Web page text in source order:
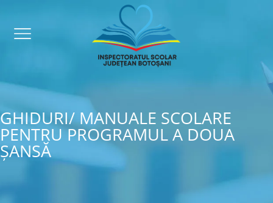
GHIDURI/ MANUALE SCOLARE
PENTRU PROGRAMUL A DOUA
ȘANSĂ